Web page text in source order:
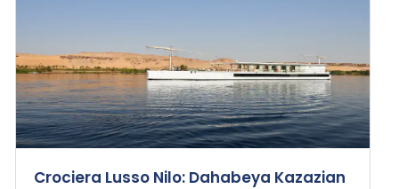
Crociera Lusso Nilo: Dahabeya Kazazian